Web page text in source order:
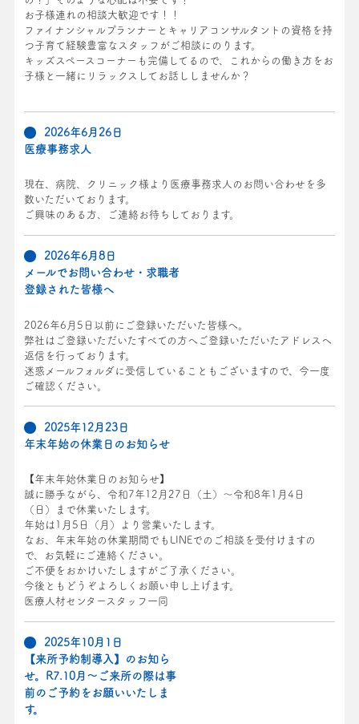
お子様連れの相談大歓迎です！！
ファイナンシャルプランナーとキャリアコンサルタントの資格を持
つ子育て経験豊富なスタッフがご相談にのります。
キッズスペースコーナーも完備してるので、これからの働き方をお
子様と一緒にリラックスしてお話ししませんか？
2026年6月26日
医療事務求人
現在、病院、クリニック様より医療事務求人のお問い合わせを多
数いただいております。
ご興味のある方、ご連絡お待ちしております。
2026年6月8日
メールでお問い合わせ・求職者
登録された皆様へ
2026年6月5日以前にご登録いただいた皆様へ。
弊社はご登録いただいたすべての方へご登録いただいたアドレスへ
返信を行っております。
迷惑メールフォルダに受信していることもございますので、今一度
ご確認ください。
2025年12月23日
年末年始の休業日のお知らせ
【年末年始休業日のお知らせ】
誠に勝手ながら、令和7年12月27日（土）～令和8年1月4日
（日）まで休業いたします。
年始は1月5日（月）より営業いたします。
なお、年末年始の休業期間でもLINEでのご相談を受付けますの
で、お気軽にご連絡ください。
ご不便をおかけいたしますがご了承ください。
今後ともどうぞよろしくお願い申し上げます。
医療人材センタースタッフ一同
2025年10月1日
【来所予約制導入】のお知ら
せ。R7.10月～ご来所の際は事
前のご予約をお願いいたしま
す。